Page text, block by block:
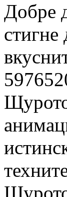
Добре
стигне
59765